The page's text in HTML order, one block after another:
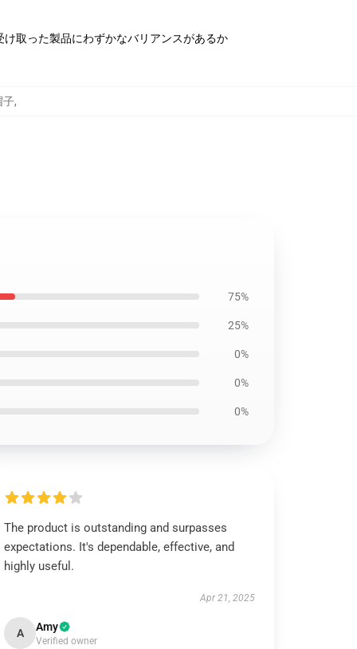
取った製品にわずかなバリアンスがあるか
子,
75%
25%
0%
0%
0%
The product is outstanding and surpasses
expectations. It's dependable, effective, and
highly useful.
Apr 21, 2025
A Amy
Verified owner